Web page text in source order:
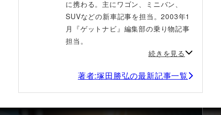
に携わる。主にワゴン、ミニバン、
SUVなどの新車記事を担当。2003年1
月『ゲットナビ』編集部の乗り物記事
担当。
続きを見る
著者:塚田勝弘の最新記事一覧